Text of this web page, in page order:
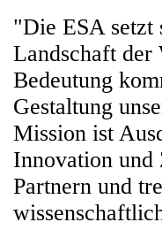
"Die ESA setzt
Landschaft der
Bedeutung
Gestaltung
Mission ist
Innovation und
Partnern und